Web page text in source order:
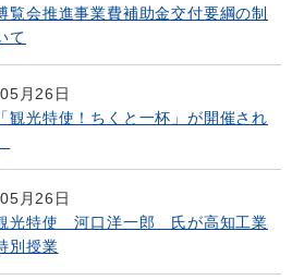
覧会推進事業費補助金交付要綱の制
て
月26日
観光特使！ちくと一杯」が開催され
月26日
光特使 河口洋一郎 氏が高知工業
別授業